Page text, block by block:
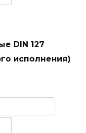
DIN 127
исполнения)